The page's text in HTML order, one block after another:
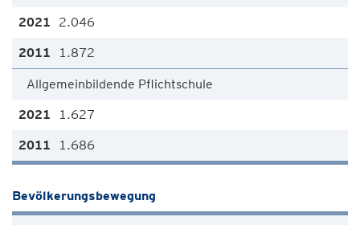
2.046
1.872
Allgemeinbildende Pflichtschule
1.627
1.686
Bevölkerungsbewegung